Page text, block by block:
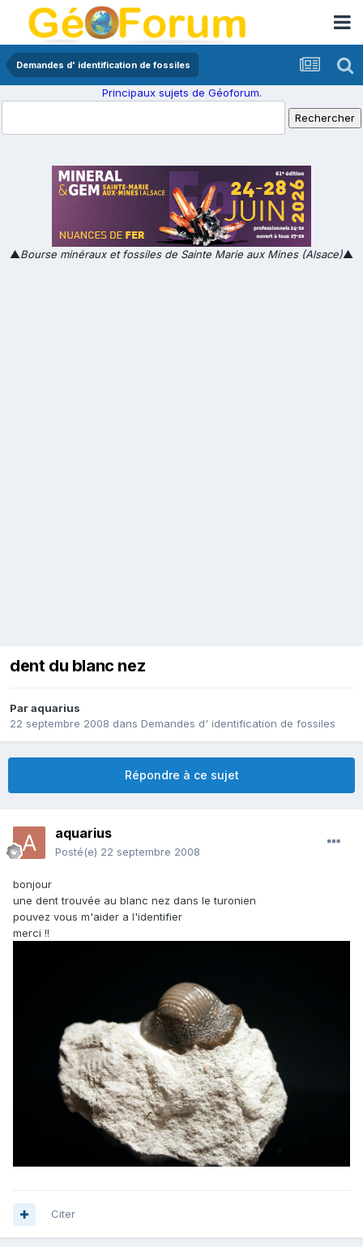
Demandes d' identification de fossiles
Principaux sujets de Géoforum.
▲Bourse minéraux et fossiles de Sainte Marie aux Mines (Alsace)▲
dent du blanc nez
Paraquarius
22 septembre 2008 dans Demandes d' identification de fossiles
Répondre à ce sujet
aquarius
Posté(e) 22 septembre 2008
bonjour
une dent trouvée au blanc nez dans le turonien
pouvez vous m'aider a l'identifier
merci !!
Citer